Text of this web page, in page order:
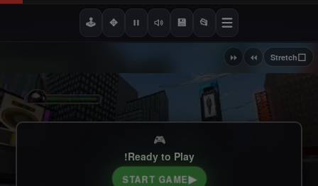
🕹️ ✥ 💾 📂
🎮
Ready to Play!
▶
START GAME
⬜
Stretch
⏪
⏩